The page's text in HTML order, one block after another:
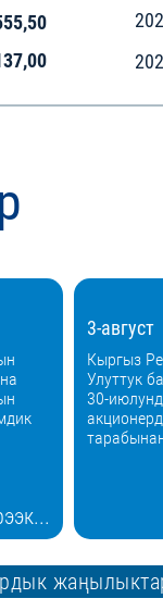
3-август
Кыргыз
Улуттук
30-